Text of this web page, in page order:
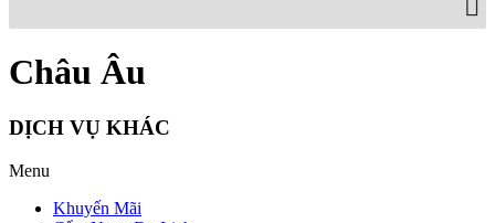
Châu Âu
DỊCH VỤ KHÁC
Menu
Khuyến Mãi